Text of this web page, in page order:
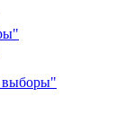
выборы"